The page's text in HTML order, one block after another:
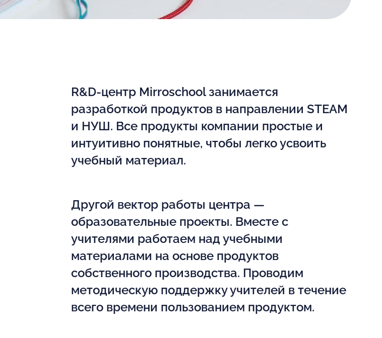
R&D-центр Mirroschool занимается
разработкой продуктов в направлении STEAM
и НУШ. Все продукты компании простые и
интуитивно понятные, чтобы легко усвоить
учебный материал.
Другой вектор работы центра —
образовательные проекты. Вместе с
учителями работаем над учебными
материалами на основе продуктов
собственного производства. Проводим
методическую поддержку учителей в течение
всего времени пользованием продуктом.